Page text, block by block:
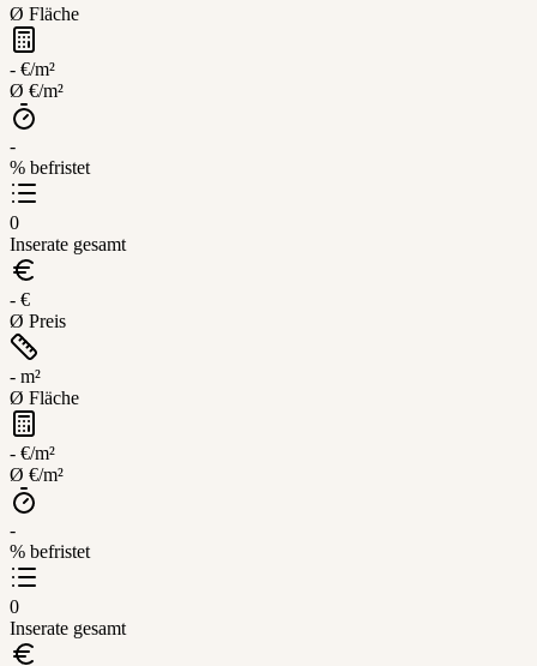
Ø Fläche
- €/m²
Ø €/m²
-
% befristet
0
Inserate gesamt
- €
Ø Preis
- m²
Ø Fläche
- €/m²
Ø €/m²
-
% befristet
0
Inserate gesamt